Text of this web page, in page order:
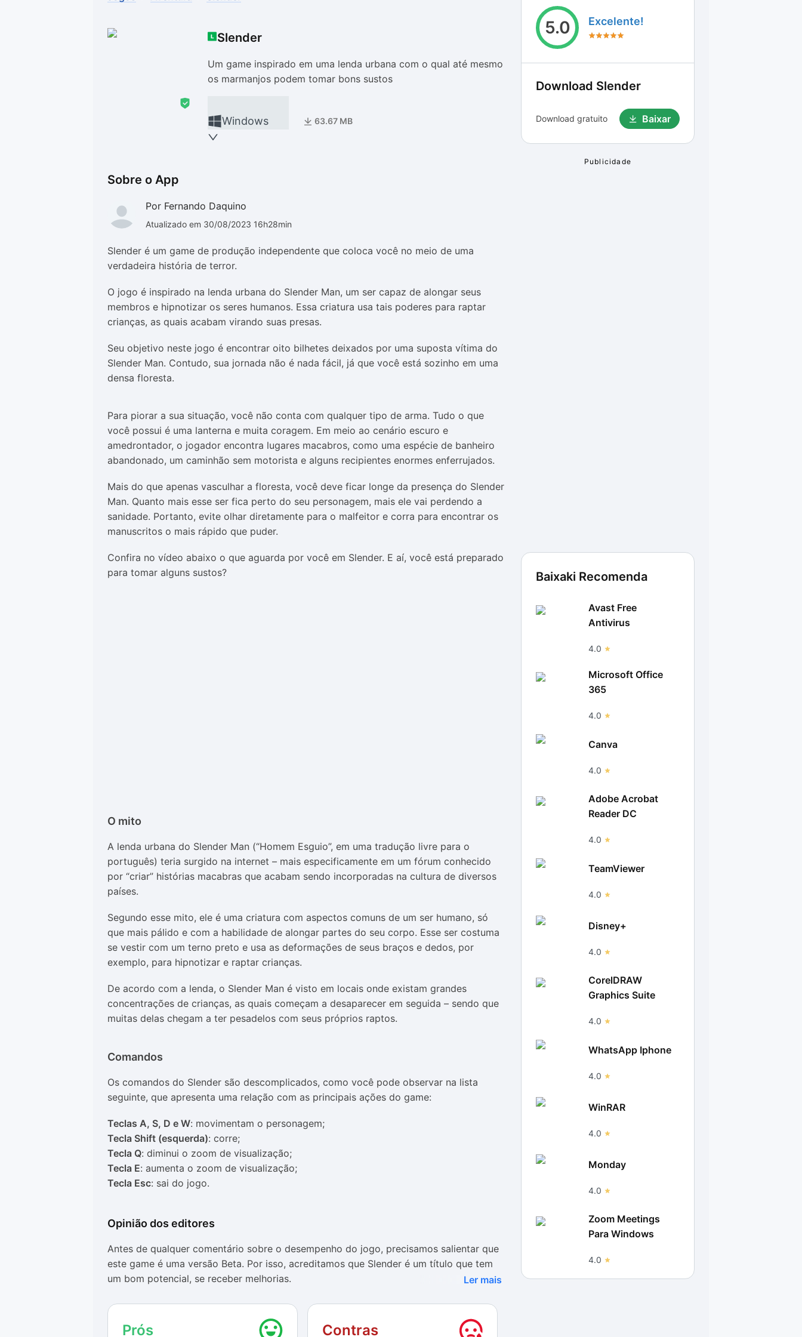
Slender
Um game inspirado em uma lenda urbana com o qual até mesmo
os marmanjos podem tomar bons sustos
Windows 63.67 MB
Sobre o App
Por Fernando Daquino
Atualizado em 30/08/2023 16h28min
Slender é um game de produção independente que coloca você no meio de uma
verdadeira história de terror.
O jogo é inspirado na lenda urbana do Slender Man, um ser capaz de alongar seus
membros e hipnotizar os seres humanos. Essa criatura usa tais poderes para raptar
crianças, as quais acabam virando suas presas.
Seu objetivo neste jogo é encontrar oito bilhetes deixados por uma suposta vítima do
Slender Man. Contudo, sua jornada não é nada fácil, já que você está sozinho em uma
densa floresta.
Para piorar a sua situação, você não conta com qualquer tipo de arma. Tudo o que
você possui é uma lanterna e muita coragem. Em meio ao cenário escuro e
amedrontador, o jogador encontra lugares macabros, como uma espécie de banheiro
abandonado, um caminhão sem motorista e alguns recipientes enormes enferrujados.
Mais do que apenas vasculhar a floresta, você deve ficar longe da presença do Slender
Man. Quanto mais esse ser fica perto do seu personagem, mais ele vai perdendo a
sanidade. Portanto, evite olhar diretamente para o malfeitor e corra para encontrar os
manuscritos o mais rápido que puder.
Confira no vídeo abaixo o que aguarda por você em Slender. E aí, você está preparado
para tomar alguns sustos?
O mito
A lenda urbana do Slender Man (“Homem Esguio”, em uma tradução livre para o
português) teria surgido na internet – mais especificamente em um fórum conhecido
por “criar” histórias macabras que acabam sendo incorporadas na cultura de diversos
países.
Segundo esse mito, ele é uma criatura com aspectos comuns de um ser humano, só
que mais pálido e com a habilidade de alongar partes do seu corpo. Esse ser costuma
se vestir com um terno preto e usa as deformações de seus braços e dedos, por
exemplo, para hipnotizar e raptar crianças.
De acordo com a lenda, o Slender Man é visto em locais onde existam grandes
concentrações de crianças, as quais começam a desaparecer em seguida – sendo que
muitas delas chegam a ter pesadelos com seus próprios raptos.
Comandos
Os comandos do Slender são descomplicados, como você pode observar na lista
seguinte, que apresenta uma relação com as principais ações do game:
Teclas A, S, D e W: movimentam o personagem;
Tecla Shift (esquerda): corre;
Tecla Q: diminui o zoom de visualização;
Tecla E: aumenta o zoom de visualização;
Tecla Esc: sai do jogo.
Opinião dos editores
Antes de qualquer comentário sobre o desempenho do jogo, precisamos salientar que
este game é uma versão Beta. Por isso, acreditamos que Slender é um título que tem
um bom potencial, se receber melhorias.
O jogo possui comandos descomplicados, os quais podem ser facilmente assimilados
por qualquer pessoa. O fato de ter um baixo consumo de recursos do computador e de
não precisar de instalação são outras características que podem impulsionar a
Ler mais
Prós Contras
5.0 Excelente!
Download Slender
Download gratuito Baixar
Baixaki Recomenda
Avast Free
Antivirus
4.0
Microsoft Office
365
4.0
Canva
4.0
Adobe Acrobat
Reader DC
4.0
TeamViewer
4.0
Disney+
4.0
CorelDRAW
Graphics Suite
4.0
WhatsApp Iphone
4.0
WinRAR
4.0
Monday
4.0
Zoom Meetings
Para Windows
4.0